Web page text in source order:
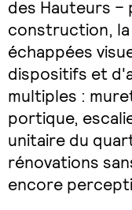
des Hauteurs –
construction,
échappées
dispositifs et
multiples :
portique,
unitaire du
rénovations
encore